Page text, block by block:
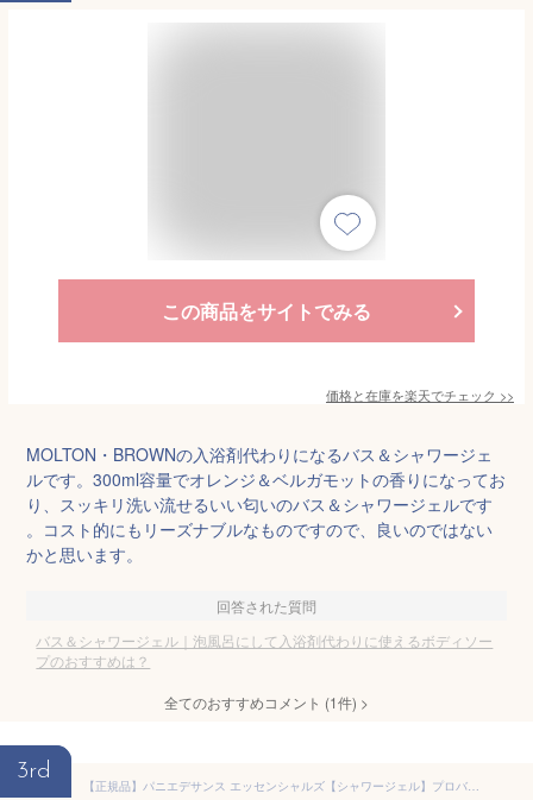
この商品をサイトでみる
価格と在庫を楽天でチェック >>
MOLTON・BROWNの入浴剤代わりになるバス＆シャワージェ
ルです。300ml容量でオレンジ＆ベルガモットの香りになってお
り、スッキリ洗い流せるいい匂いのバス＆シャワージェルです
。コスト的にもリーズナブルなものですので、良いのではない
かと思います。
回答された質問
バス＆シャワージェル｜泡風呂にして入浴剤代わりに使えるボディソー
プのおすすめは？
全てのおすすめコメント (1件) >
3rd
【正規品】パニエデサンス エッセンシャルズ【シャワージェル】プロバンス ローズ ラベンダー PANIER DES SENS フランス製 リキッドソープ 液体ソープ 液体せっけん 泡風呂 バブルバス ヨーロッパ ボディソープ ボディーソープ ボディウォッシュ 人気 母の日 誕生日